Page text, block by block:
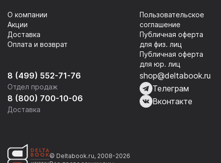
8 (499) 552-71-76
Отдел продаж
8 (800) 700-10-06
Доставка
О компании
Акции
Доставка
Оплата и возврат
Пользовательское
соглашение
Публичная оферта
для физ. лиц
Публичная оферта
для юр. лиц
shop@deltabook.ru
Телеграм
Вконтакте
© Deltabook.ru, 2008-2026